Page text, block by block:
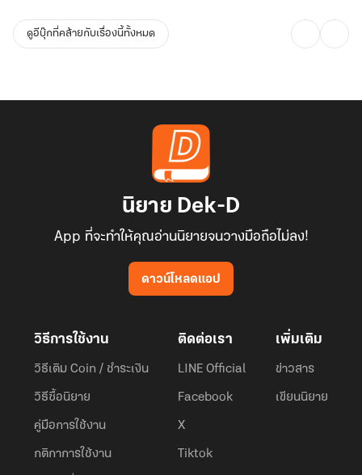
ดูอีบุ๊กที่คล้ายกับเรื่องนี้ทั้งหมด
นิยาย Dek-D
App ที่จะทำให้คุณอ่านนิยายจนวางมือถือไม่ลง!
ดาวน์โหลดแอป
วิธีการใช้งาน
วิธีเติม Coin / ชำระเงิน
วิธีซื้อนิยาย
คู่มือการใช้งาน
กติกาการใช้งาน
ติดต่อเรา
LINE Official
Facebook
X
Tiktok
เพิ่มเติม
ข่าวสาร
เขียนนิยาย